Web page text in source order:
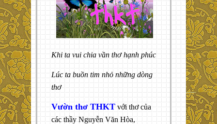
Khi ta vui chia vần thơ hạnh phúc
Lúc ta buồn tim nhỏ những dòng
thơ
Vườn thơ THKT với thơ của
các thầy Nguyễn Văn Hòa,